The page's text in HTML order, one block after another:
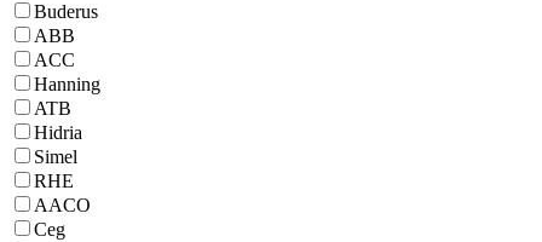
Buderus
ABB
ACC
Hanning
ATB
Hidria
Simel
RHE
AACO
Ceg